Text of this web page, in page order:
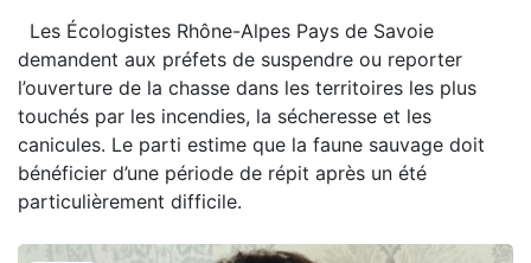
Les Écologistes Rhône-Alpes Pays de Savoie
demandent aux préfets de suspendre ou reporter
l’ouverture de la chasse dans les territoires les plus
touchés par les incendies, la sécheresse et les
canicules. Le parti estime que la faune sauvage doit
bénéficier d’une période de répit après un été
particulièrement difficile.